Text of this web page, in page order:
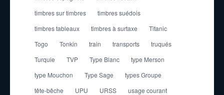
timbres sur timbres
timbres suédois
timbres tableaux
timbres à surtaxe
Titanic
Togo
Tonkin train transports
truqués
Turquie
TVP Type Blanc
type Merson
type Mouchon
Type Sage
types Groupe
tête-bêche
UPU URSS
usage courant